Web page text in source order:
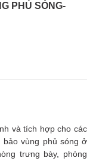
PHỦ SÓNG-
và tích hợp cho các
bảo vùng phủ sóng ở
trưng bày, phòng